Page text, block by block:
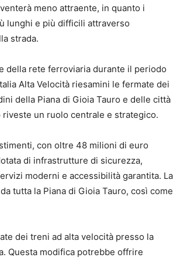
meno attraente, in quanto i
lunghi e più difficili attraverso
strada.
della rete ferroviaria durante il periodo
Alta Velocità riesamini le fermate dei
della Piana di Gioia Tauro e delle città
un ruolo centrale e strategico.
con oltre 48 milioni di euro
di infrastrutture di sicurezza,
moderni e accessibilità garantita. La
tutta la Piana di Gioia Tauro, così come
dei treni ad alta velocità presso la
Questa modifica potrebbe offrire